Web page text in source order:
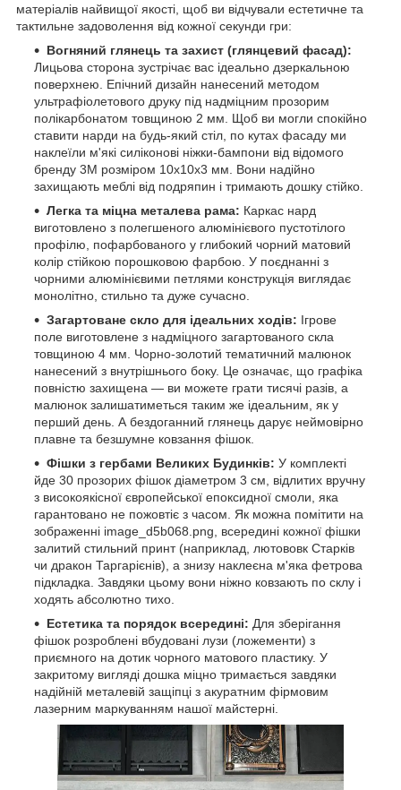
матеріалів найвищої якості, щоб ви відчували естетичне та
тактильне задоволення від кожної секунди гри:
Вогняний глянець та захист (глянцевий фасад):
Лицьова сторона зустрічає вас ідеально дзеркальною
поверхнею. Епічний дизайн нанесений методом
ультрафіолетового друку під надміцним прозорим
полікарбонатом товщиною 2 мм. Щоб ви могли спокійно
ставити нарди на будь-який стіл, по кутах фасаду ми
наклеїли м'які силіконові ніжки-бампони від відомого
бренду 3M розміром 10х10х3 мм. Вони надійно
захищають меблі від подряпин і тримають дошку стійко.
Легка та міцна металева рама: Каркас нард
виготовлено з полегшеного алюмінієвого пустотілого
профілю, пофарбованого у глибокий чорний матовий
колір стійкою порошковою фарбою. У поєднанні з
чорними алюмінієвими петлями конструкція виглядає
монолітно, стильно та дуже сучасно.
Загартоване скло для ідеальних ходів: Ігрове
поле виготовлене з надміцного загартованого скла
товщиною 4 мм. Чорно-золотий тематичний малюнок
нанесений з внутрішнього боку. Це означає, що графіка
повністю захищена — ви можете грати тисячі разів, а
малюнок залишатиметься таким же ідеальним, як у
перший день. А бездоганний глянець дарує неймовірно
плавне та безшумне ковзання фішок.
Фішки з гербами Великих Будинків: У комплекті
йде 30 прозорих фішок діаметром 3 см, відлитих вручну
з високоякісної європейської епоксидної смоли, яка
гарантовано не пожовтіє з часом. Як можна помітити на
зображенні image_d5b068.png, всередині кожної фішки
залитий стильний принт (наприклад, лютововк Старків
чи дракон Таргарієнів), а знизу наклеєна м'яка фетрова
підкладка. Завдяки цьому вони ніжно ковзають по склу і
ходять абсолютно тихо.
Естетика та порядок всередині: Для зберігання
фішок розроблені вбудовані лузи (ложементи) з
приємного на дотик чорного матового пластику. У
закритому вигляді дошка міцно тримається завдяки
надійній металевій защіпці з акуратним фірмовим
лазерним маркуванням нашої майстерні.